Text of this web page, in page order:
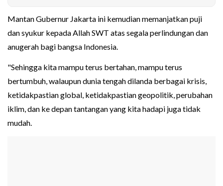
Mantan Gubernur Jakarta ini kemudian memanjatkan puji
dan syukur kepada Allah SWT atas segala perlindungan dan
anugerah bagi bangsa Indonesia.
"Sehingga kita mampu terus bertahan, mampu terus
bertumbuh, walaupun dunia tengah dilanda berbagai krisis,
ketidakpastian global, ketidakpastian geopolitik, perubahan
iklim, dan ke depan tantangan yang kita hadapi juga tidak
mudah.